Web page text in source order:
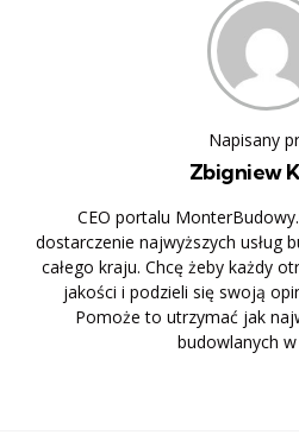
Napisany
Zbigniew
CEO portalu
dostarczenie najwyższych usług
całego kraju. Chcę żeby każdy
jakości i podzieli się swoją
Pomoże to utrzymać jak
budowlanych